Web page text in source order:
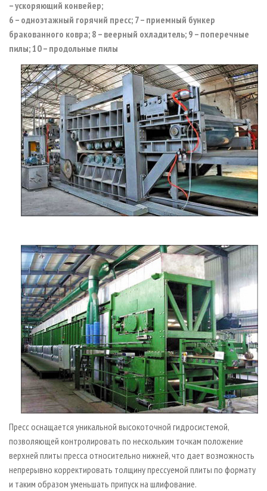
– ускоряющий конвейер;
6 – одноэтажный горячий пресс; 7 – приемный бункер
бракованного ковра; 8 – веерный охладитель; 9 – поперечные
пилы; 10 – продольные пилы
Пресс оснащается уникальной высокоточной гидросистемой,
позволяющей контролировать по нескольким точкам положение
верхней плиты пресса относительно нижней, что дает возможность
непрерывно корректировать толщину прессуемой плиты по формату
и таким образом уменьшать припуск на шлифование.